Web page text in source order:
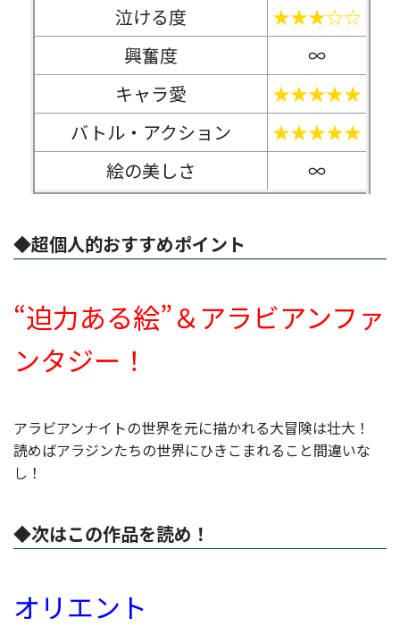
泣ける度
★★★☆☆
興奮度
∞
キャラ愛
★★★★★
バトル・アクション
★★★★★
絵の美しさ
∞
◆超個人的おすすめポイント
“迫力ある絵”＆アラビアンファ
ンタジー！
アラビアンナイトの世界を元に描かれる大冒険は壮大！
読めばアラジンたちの世界にひきこまれること間違いな
し！
◆次はこの作品を読め！
オリエント